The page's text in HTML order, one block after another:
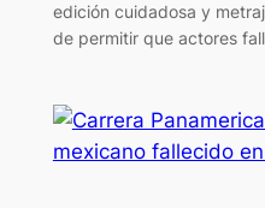
edición cuidadosa y
de permitir que actores